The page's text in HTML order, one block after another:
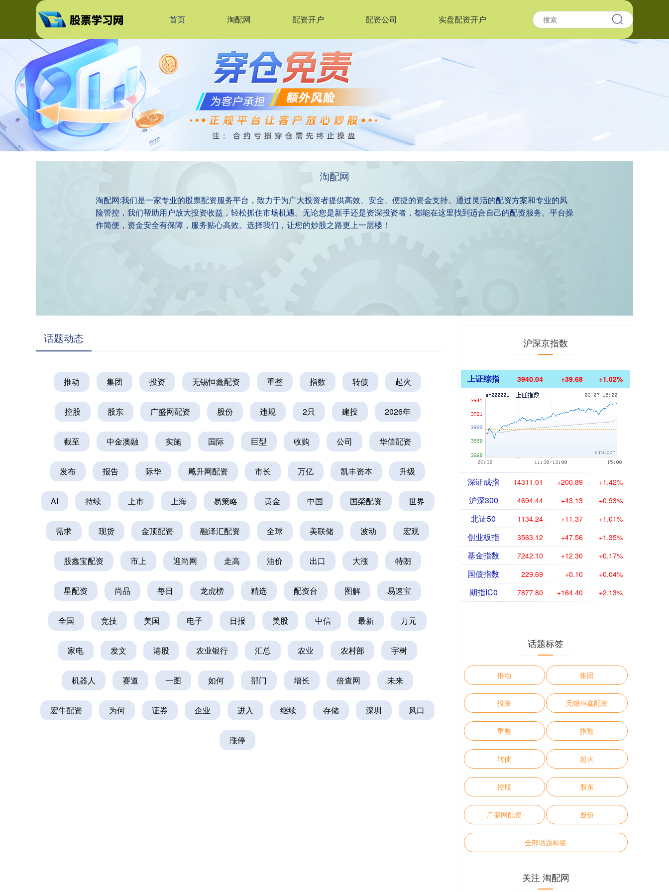
首页 淘配网 配资开户 配资公司 实盘配资开户
淘配网
淘配网:我们是一家专业的股票配资服务平台，致力于为广大投资者提供高效、安全、便捷的资金支持。通过灵活的配资方案和专业的风
险管控，我们帮助用户放大投资收益，轻松抓住市场机遇。无论您是新手还是资深投资者，都能在这里找到适合自己的配资服务。平台操
作简便，资金安全有保障，服务贴心高效。选择我们，让您的炒股之路更上一层楼！
话题动态
推动 集团 投资 无锡恒鑫配资 重整 指数 转债 起火
控股 股东 广盛网配资 股份 违规 2只 建投 2026年
截至 中金澳融 实施 国际 巨型 收购 公司 华信配资
发布 报告 际华 飚升网配资 市长 万亿 凯丰资本 升级
AI 持续 上市 上海 易策略 黄金 中国 国榮配资 世界
需求 现货 金顶配资 融泽汇配资 全球 美联储 波动 宏观
股鑫宝配资 市上 迎尚网 走高 油价 出口 大涨 特朗
星配资 尚品 每日 龙虎榜 精选 配资台 图解 易速宝
全国 竞技 美国 电子 日报 美股 中信 最新 万元
家电 发文 港股 农业银行 汇总 农业 农村部 宇树
机器人 赛道 一图 如何 部门 增长 倍查网 未来
宏牛配资 为何 证券 企业 进入 继续 存储 深圳 风口
涨停
沪深京指数
上证综指 3940.04 +39.68 +1.02%
深证成指 14311.01 +200.89 +1.42%
沪深300 4694.44 +43.13 +0.93%
北证50 1134.24 +11.37 +1.01%
创业板指 3563.12 +47.56 +1.35%
基金指数 7242.10 +12.30 +0.17%
国债指数 229.69 +0.10 +0.04%
期指IC0 7877.80 +164.40 +2.13%
话题标签
推动 集团
投资 无锡恒鑫配资
重整 指数
转债 起火
控股 股东
广盛网配资 股份
全部话题标签
关注 淘配网